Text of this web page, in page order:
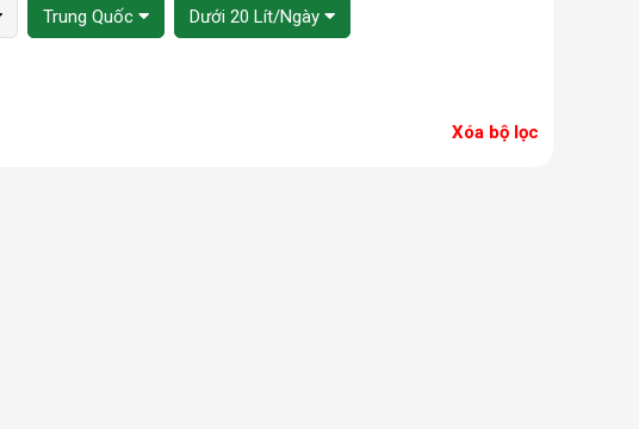
Trung Quốc Dưới 20 Lít/Ngày
Xóa bộ lọc